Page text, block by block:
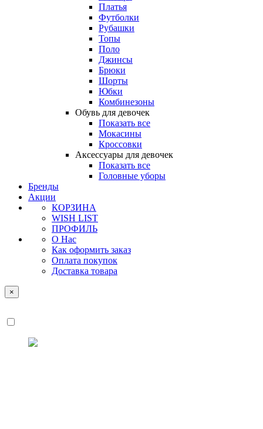
Платья
Футболки
Рубашки
Топы
Поло
Джинсы
Брюки
Шорты
Юбки
Комбинезоны
Обувь для девочек
Показать все
Мокасины
Кроссовки
Аксессуары для девочек
Показать все
Головные уборы
Бренды
Акции
КОРЗИНА
WISH LIST
ПРОФИЛЬ
О Нас
Как оформить заказ
Оплата покупок
Доставка товара
×